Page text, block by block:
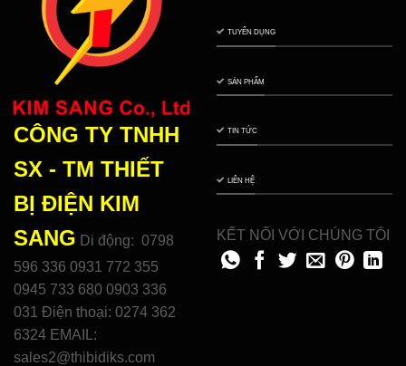
CÔNG TY TNHH
SX - TM THIẾT
BỊ ĐIỆN KIM
SANG Di động: 0798
596 336 0931 772 355
0945 733 680 0903 336
031 Điện thoại: 0274 362
6324 EMAIL:
sales2@thibidiks.com
TUYỂN DỤNG
SẢN PHẨM
TIN TỨC
LIÊN HỆ
KẾT NỐI VỚI CHÚNG TÔI